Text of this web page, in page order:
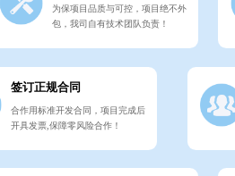
为保项目品质与可控，项目绝不外
包，我司自有技术团队负责！
签订正规合同
合作用标准开发合同，项目完成后
开具发票,保障零风险合作！